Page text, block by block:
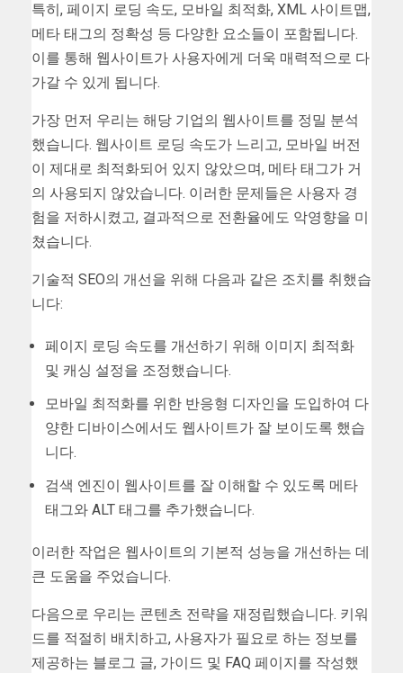
특히, 페이지 로딩 속도, 모바일 최적화, XML 사이트맵,
메타 태그의 정확성 등 다양한 요소들이 포함됩니다.
이를 통해 웹사이트가 사용자에게 더욱 매력적으로 다
가갈 수 있게 됩니다.
가장 먼저 우리는 해당 기업의 웹사이트를 정밀 분석
했습니다. 웹사이트 로딩 속도가 느리고, 모바일 버전
이 제대로 최적화되어 있지 않았으며, 메타 태그가 거
의 사용되지 않았습니다. 이러한 문제들은 사용자 경
험을 저하시켰고, 결과적으로 전환율에도 악영향을 미
쳤습니다.
기술적 SEO의 개선을 위해 다음과 같은 조치를 취했습
니다:
페이지 로딩 속도를 개선하기 위해 이미지 최적화
및 캐싱 설정을 조정했습니다.
모바일 최적화를 위한 반응형 디자인을 도입하여 다
양한 디바이스에서도 웹사이트가 잘 보이도록 했습
니다.
검색 엔진이 웹사이트를 잘 이해할 수 있도록 메타
태그와 ALT 태그를 추가했습니다.
이러한 작업은 웹사이트의 기본적 성능을 개선하는 데
큰 도움을 주었습니다.
다음으로 우리는 콘텐츠 전략을 재정립했습니다. 키워
드를 적절히 배치하고, 사용자가 필요로 하는 정보를
제공하는 블로그 글, 가이드 및 FAQ 페이지를 작성했